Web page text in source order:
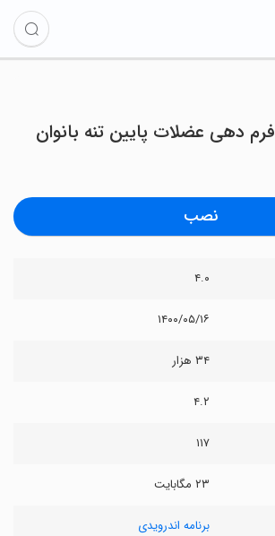
فرم دهی عضلات پایین تنه بانوان
نصب
۴.۰
۱۴۰۰/۰۵/۱۶
۳۴ هزار
۴.۲
۱۱۷
۲۳ مگابایت
برنامه اندرویدی